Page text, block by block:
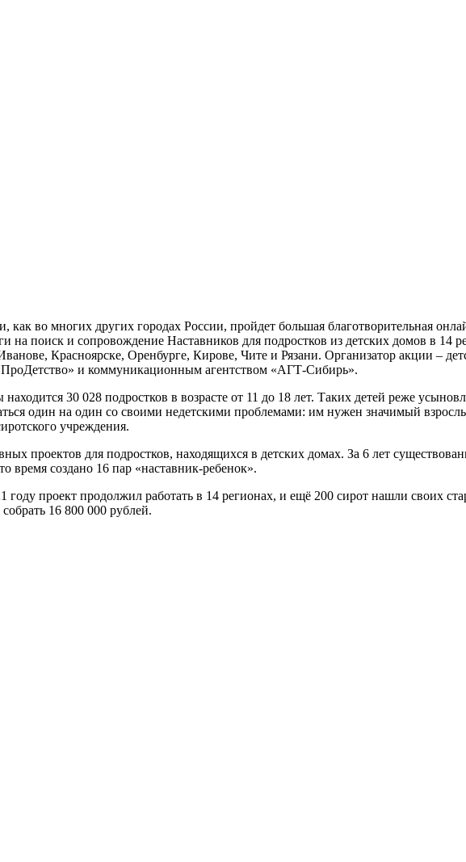
как во многих других городах России, пройдет большая благотворительная
на поиск и сопровождение Наставников для подростков из детских домов в
Красноярске, Оренбурге, Кирове, Чите и Рязани. Организатор акции –
и коммуникационным агентством «АГТ-Сибирь».
30 028 подростков в возрасте от 11 до 18 лет. Таких детей реже
один на один со своими недетскими проблемами: им нужен значимый
учреждения.
проектов для подростков, находящихся в детских домах. За 6 лет
время создано 16 пар «наставник-ребенок».
году проект продолжил работать в 14 регионах, и ещё 200 сирот нашли своих
16 800 000 рублей.